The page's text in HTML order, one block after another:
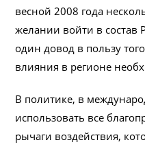
весной 2008 года
желании войти в состав
один довод в пользу
влияния в регионе
В политике, в
использовать все
рычаги воздействия,